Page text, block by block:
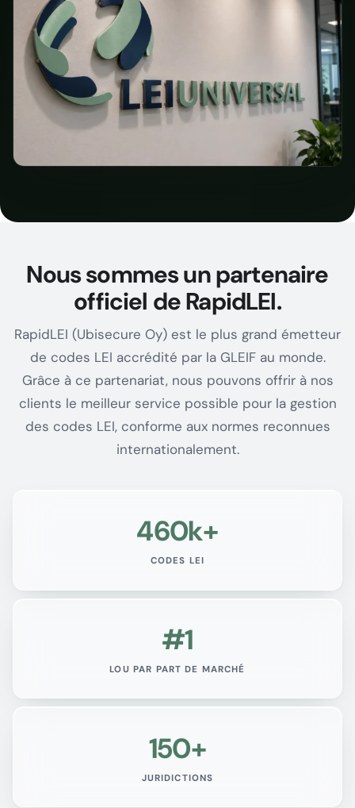
Nous sommes un partenaire
officiel de RapidLEI.
RapidLEI (Ubisecure Oy) est le plus grand émetteur
de codes LEI accrédité par la GLEIF au monde.
Grâce à ce partenariat, nous pouvons offrir à nos
clients le meilleur service possible pour la gestion
des codes LEI, conforme aux normes reconnues
internationalement.
460k+
CODES LEI
#1
LOU PAR PART DE MARCHÉ
150+
JURIDICTIONS